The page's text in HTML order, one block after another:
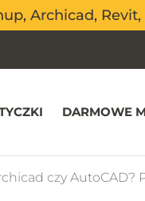
Archicad,
Archicad,
DARMOWE
czy AutoCAD?